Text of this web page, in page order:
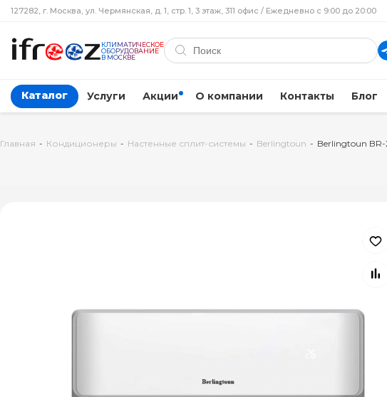
127282, г. Москва, ул. Чермянская, д. 1, стр. 1, 3 этаж, 311 офис / Ежедневно с 9:00 до 20:00
КЛИМАТИЧЕСКОЕ
ОБОРУДОВАНИЕ
В МОСКВЕ
Каталог Услуги Акции О компании Контакты Блог
Главная - Кондиционеры - Настенные сплит-системы - Berlingtoun - Berlingtoun BR-